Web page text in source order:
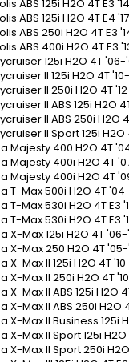
ABS 125i H2O 4T E3
ABS 125i H2O 4T E4
ABS 250i H2O 4T E3
ABS 400i H2O 4T E3
125i H2O 4T
II 125i H2O 4T
II 250i H2O 4T
II ABS 125i H2O
II ABS 250i H2O
II Sport 125i
Majesty 400 H2O 4T
Majesty 400i H2O 4T
Majesty 400i H2O 4T
T-Max 500i H2O 4T
T-Max 530i H2O 4T E3
T-Max 530i H2O 4T E3
X-Max 125i H2O 4T
X-Max 250 H2O 4T
X-Max II 125i H2O 4T
X-Max II 250i H2O 4T
X-Max II ABS 125i H2O
X-Max II ABS 250i H2O
X-Max II Business 125i
X-Max II Sport 125i
X-Max II Sport 250i